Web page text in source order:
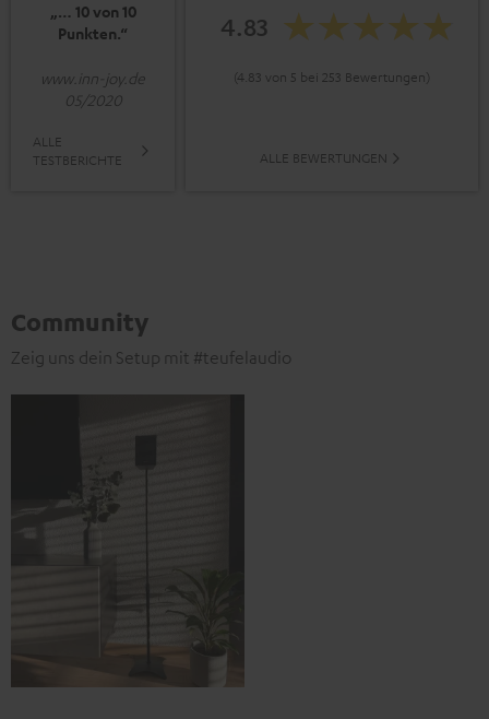
„… 10 von 10
Punkten.“
www.inn-joy.de
05/2020
ALLE
TESTBERICHTE
4.83
(4.83 von 5 bei 253 Bewertungen)
ALLE BEWERTUNGEN
Community
Zeig uns dein Setup mit #teufelaudio